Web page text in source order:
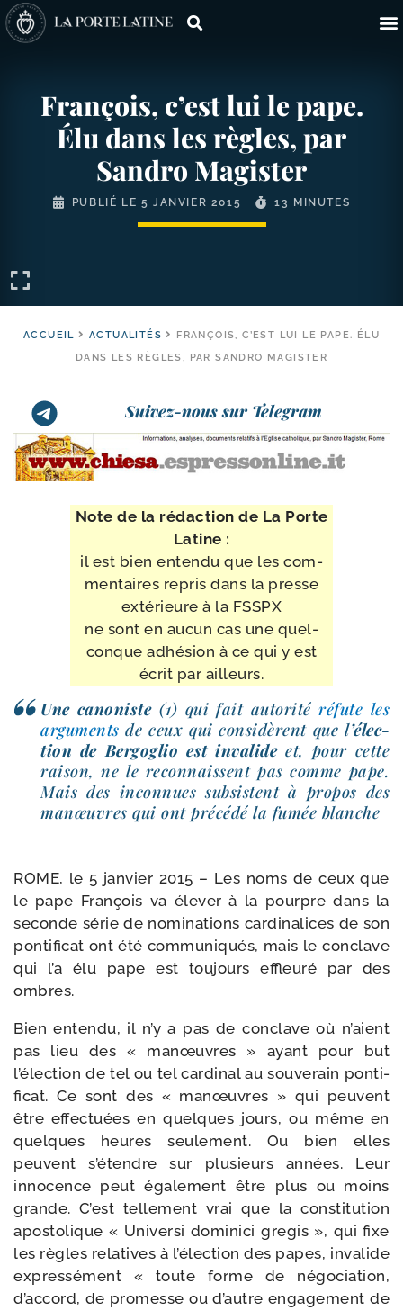
François, c’est lui le pape.
Élu dans les règles, par
Sandro Magister
PUBLIÉ LE 5 JANVIER 2015 13 MINUTES
ACCUEIL ACTUALITÉS
FRANÇOIS, C’EST LUI LE PAPE. ÉLU
DANS LES RÈGLES, PAR SANDRO MAGISTER
Suivez-nous sur Telegram
Note de la rédac­tion de La Porte
Latine :
il est bien enten­du que les com­
men­taires repris dans la presse
exté­rieure à la FSSPX
ne sont en aucun cas une quel­
conque adhé­sion à ce qui y est
écrit par ailleurs.
Une cano­niste(1) qui fait auto­ri­téréfute les
argu­ments de ceux qui consi­dèrent que l’élec­
tion de Bergoglio est inva­lideet, pour cette
rai­son, ne le recon­naissent pas comme pape.
Mais des incon­nues sub­sistent à pro­pos des
manœuvres qui ont pré­cé­dé la fumée blanche
ROME, le 5 jan­vier 2015 – Les noms de ceux que
le pape François va éle­ver à la pourpre dans la
seconde série de nomi­na­tions car­di­na­lices de son
pon­ti­fi­cat ont été com­mu­ni­qués, mais le conclave
qui l’a élu pape est tou­jours effleu­ré par des
ombres.
Bien enten­du, il n’y a pas de conclave où n’aient
pas lieu des « manœuvres » ayant pour but
l’élection de tel ou tel car­di­nal au sou­ve­rain pon­ti­
fi­cat. Ce sont des « manœuvres » qui peuvent
être effec­tuées en quelques jours, ou même en
quelques heures seule­ment. Ou bien elles
peuvent s’étendre sur plu­sieurs années. Leur
inno­cence peut éga­le­ment être plus ou moins
grande. C’est tel­le­ment vrai que la consti­tu­tion
apos­to­lique « Universi domi­ni­ci gre­gis », qui fixe
les règles rela­tives à l’élection des papes, inva­lide
expres­sé­ment « toute forme de négo­cia­tion,
d’accord, de pro­messe ou d’autre enga­ge­ment de